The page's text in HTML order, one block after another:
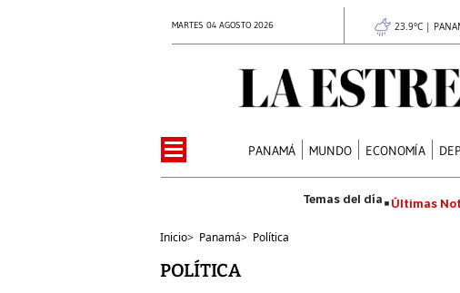
MARTES 04 AGOSTO 2026 23.9°C |
PANAMÁ MUNDO ECONOMÍA
Últimas
Inicio> Panamá> Política
POLÍTICA